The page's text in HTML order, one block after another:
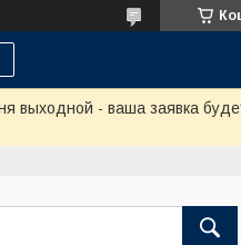
выходной - ваша заявка